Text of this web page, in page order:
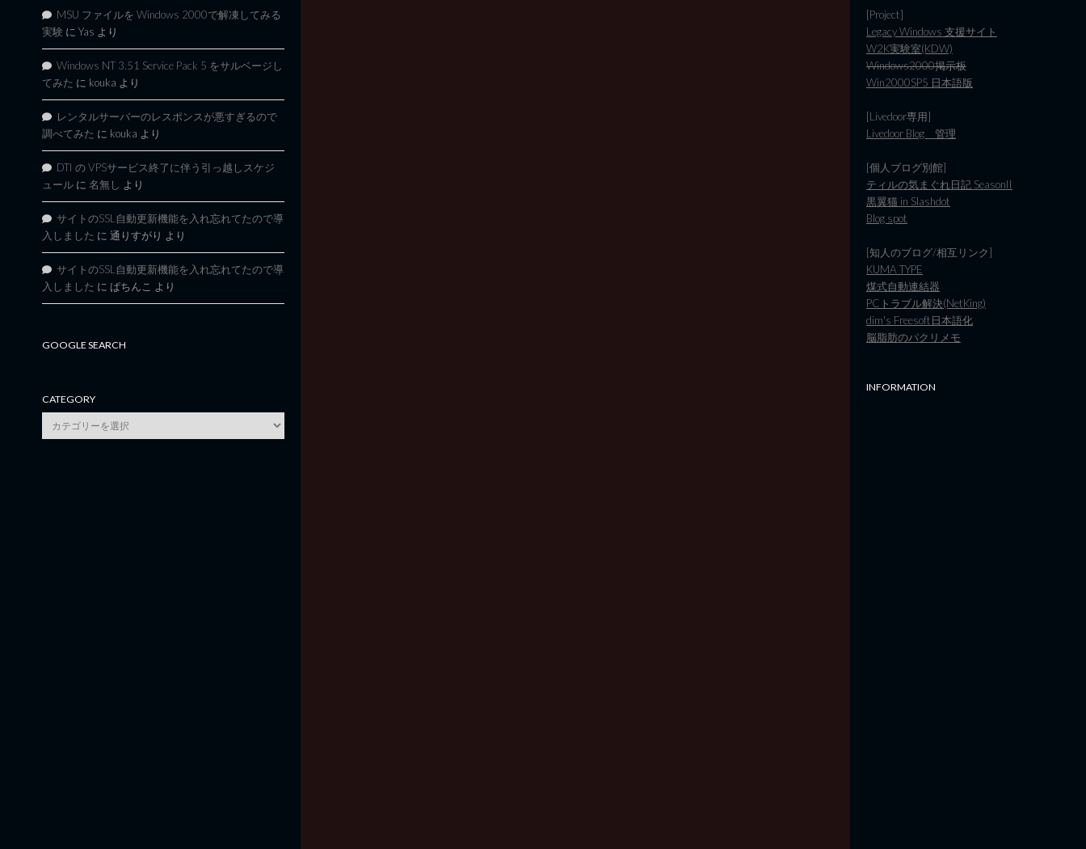
MSU ファイルを Windows 2000で解凍してみる
実験 に Yas より
Windows NT 3.51 Service Pack 5 をサルベージし
てみた に kouka より
レンタルサーバーのレスポンスが悪すぎるので
調べてみた に kouka より
DTI の VPSサービス終了に伴う引っ越しスケジ
ュール に 名無し より
サイトのSSL自動更新機能を入れ忘れてたので導
入しました に 通りすがり より
サイトのSSL自動更新機能を入れ忘れてたので導
入しました に ぱちんこ より
GOOGLE SEARCH
CATEGORY
category
[Project]
Legacy Windows 支援サイト
W2K実験室(KDW)
Windows2000掲示板
Win2000SP5 日本語版
[Livedoor専用]
Livedoor Blog 管理
[個人ブログ別館]
ティルの気まぐれ日記 SeasonII
黒翼猫 in Slashdot
Blog spot
[知人のブログ/相互リンク]
KUMA TYPE
煤式自動連結器
PCトラブル解決(NetKing)
dim's Freesoft日本語化
脳脂肪のパクリメモ
INFORMATION